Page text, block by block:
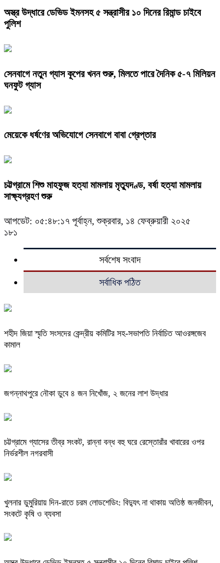
অস্ত্র উদ্ধারে ডেভিড ইমনসহ ৫ সন্ত্রাসীর ১০ দিনের রিমান্ড চাইবে
পুলিশ
সেনবাগে নতুন গ্যাস কূপের খনন শুরু, মিলতে পারে দৈনিক ৫-৭ মিলিয়ন
ঘনফুট গ্যাস
মেয়েকে ধর্ষণের অভিযোগে সেনবাগে বাবা গ্রেপ্তার
চট্টগ্রামে শিশু মাহফুজ হত্যা মামলায় মৃত্যুদণ্ড, বর্ষা হত্যা মামলায়
সাক্ষ্যগ্রহণ শুরু
আপডেট: ০৫:৪৮:১৭ পূর্বাহ্ন, শুক্রবার, ১৪ ফেব্রুয়ারী ২০২৫
১৮১
সর্বশেষ সংবাদ
সর্বাধিক পঠিত
শহীদ জিয়া স্মৃতি সংসদের কেন্দ্রীয় কমিটির সহ-সভাপতি নির্বাচিত আওরঙ্গজেব
কামাল
জগন্নাথপুরে নৌকা ডুবে ৪ জন নিখোঁজ, ২ জনের লাশ উদ্ধার
চট্টগ্রামে গ্যাসের তীব্র সংকট, রান্না বন্ধ বহু ঘরে রেস্তোরাঁর খাবারের ওপর
নির্ভরশীল নগরবাসী
খুলনার ডুমুরিয়ায় দিন-রাতে চরম লোডশেডিং: বিদ্যুৎ না থাকায় অতিষ্ঠ জনজীবন,
সংকটে কৃষি ও ব্যবসা